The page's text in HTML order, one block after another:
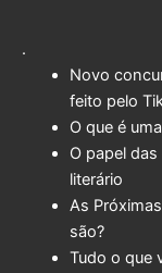
.
Novo
feito pelo
O que é
O papel
literário
As
são?
Tudo o que